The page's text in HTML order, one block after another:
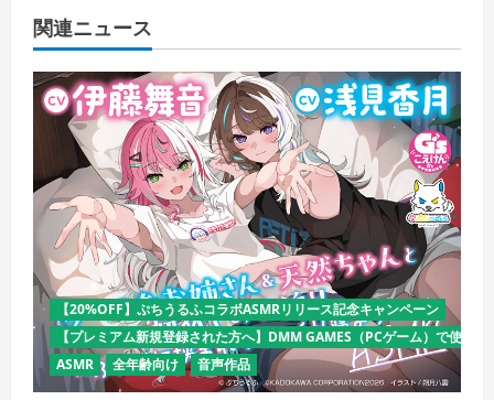
関連ニュース
【20%OFF】ぷちうるふコラボASMRリリース記念キャンペーン
【プレミアム新規登録された方へ】DMM GAMES（PCゲーム）で使え
ASMR
全年齢向け 音声作品